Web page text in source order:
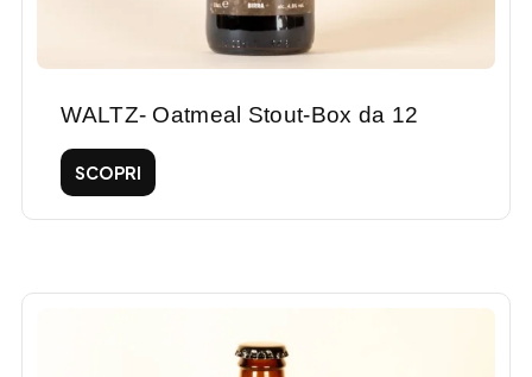
WALTZ- Oatmeal Stout-Box da 12
SCOPRI